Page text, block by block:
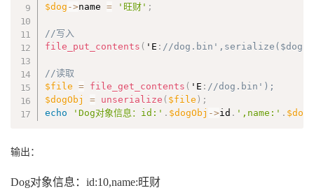
$dog ->name = '旺财' ;
//写入
file_put_contents ( 'E : //
//读取
$file
= file_get_contents ( 'E : //dog.bin');
$dogObj
= unserialize ( $file ) ;
echo
'Dog对象信息：id:' . $dogObj ->id . ',name:' .
输出：
Dog对象信息：id:10,name:旺财